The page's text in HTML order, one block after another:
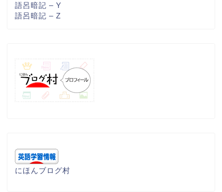
語呂暗記 – Y
語呂暗記 – Z
にほんブログ村